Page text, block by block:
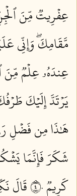
عِفۡرِيتٞ مِّنَ
مَّقَامِكَۖ وَإِنِّي
عِندَهُۥ عِلۡمٞ مِّنَ
يَرۡتَدَّ إِلَيۡكَ
هَٰذَا مِن فَضۡلِ
شَكَرَ فَإِنَّمَا
كَرِيمٞ ٤٠
قَالَ